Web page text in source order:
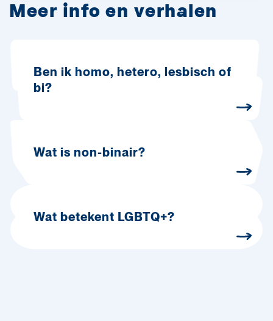
Meer info en verhalen
Ben ik homo, hetero, lesbisch of
bi?
Wat is non-binair?
Wat betekent LGBTQ+?